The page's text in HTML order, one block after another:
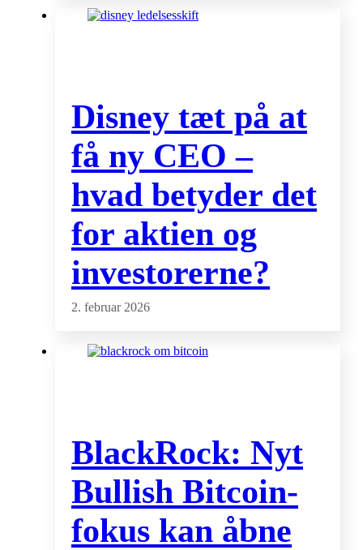
Disney tæt på at
få ny CEO –
hvad betyder det
for aktien og
investorerne?
2. februar 2026
BlackRock: Nyt
Bullish Bitcoin-
fokus kan åbne